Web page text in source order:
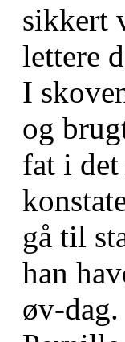
sikkert
lettere
I
og
fat i
gå til
han
øv-dag.